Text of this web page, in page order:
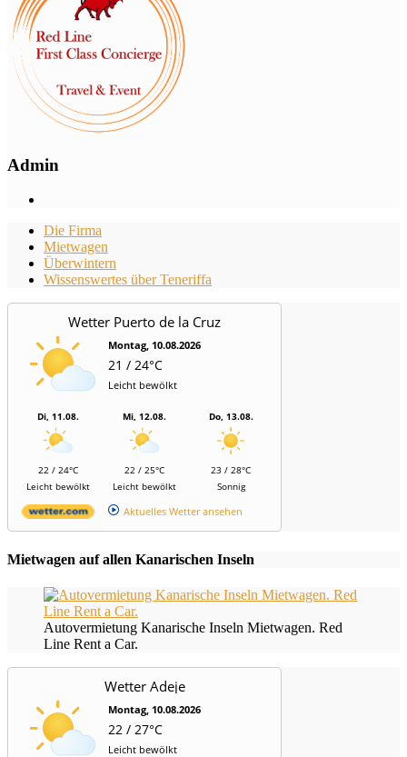
Admin
Die Firma
Mietwagen
Überwintern
Wissenswertes über Teneriffa
Wetter Puerto de la Cruz
Montag, 10.08.2026
21 / 24°C
Leicht bewölkt
Di, 11.08.
22 / 24°C
Leicht bewölkt
Mi, 12.08.
22 / 25°C
Leicht bewölkt
Do, 13.08.
23 / 28°C
Sonnig
Aktuelles Wetter ansehen
Mietwagen auf allen Kanarischen Inseln
Autovermietung Kanarische Inseln Mietwagen. Red
Line Rent a Car.
Wetter Adeje
Montag, 10.08.2026
22 / 27°C
Leicht bewölkt